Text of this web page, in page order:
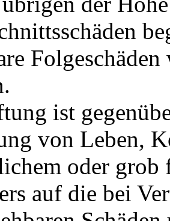
Folgeschäden
ist
von Leben,
oder grob
auf die bei